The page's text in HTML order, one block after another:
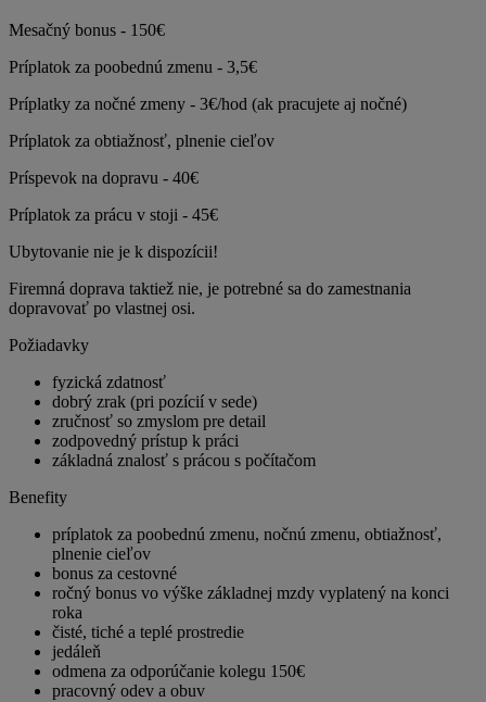
Mesačný bonus - 150€
Príplatok za poobednú zmenu - 3,5€
Príplatky za nočné zmeny - 3€/hod (ak pracujete aj nočné)
Príplatok za obtiažnosť, plnenie cieľov
Príspevok na dopravu - 40€
Príplatok za prácu v stoji - 45€
Ubytovanie nie je k dispozícii!
Firemná doprava taktiež nie, je potrebné sa do zamestnania
dopravovať po vlastnej osi.
Požiadavky
fyzická zdatnosť
dobrý zrak (pri pozícií v sede)
zručnosť so zmyslom pre detail
zodpovedný prístup k práci
základná znalosť s prácou s počítačom
Benefity
príplatok za poobednú zmenu, nočnú zmenu, obtiažnosť,
plnenie cieľov
bonus za cestovné
ročný bonus vo výške základnej mzdy vyplatený na konci
roka
čisté, tiché a teplé prostredie
jedáleň
odmena za odporúčanie kolegu 150€
pracovný odev a obuv